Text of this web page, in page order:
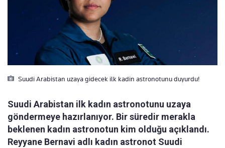
Suudi Arabistan uzaya gidecek ilk kadin astronotunu duyurdu!
Suudi Arabistan ilk kadın astronotunu uzaya
göndermeye hazırlanıyor. Bir süredir merakla
beklenen kadın astronotun kim olduğu açıklandı.
Reyyane Bernavi adlı kadın astronot Suudi